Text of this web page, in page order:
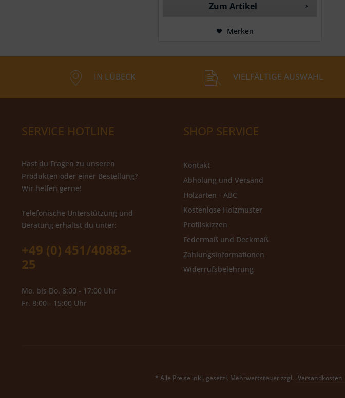
Zum Artikel
Merken
IN LÜBECK VIELFÄLTIGE AUSWAHL
SERVICE HOTLINE
Hast du Fragen zu unseren
Produkten oder einer Bestellung?
Wir helfen gerne!
Telefonische Unterstützung und
Beratung erhältst du unter:
+49 (0) 451/40883-
25
Mo. bis Do. 8:00 - 17:00 Uhr
Fr. 8:00 - 15:00 Uhr
SHOP SERVICE
Kontakt
Abholung und Versand
Holzarten - ABC
Kostenlose Holzmuster
Profilskizzen
Federmaß und Deckmaß
Zahlungsinformationen
Widerrufsbelehrung
* Alle Preise inkl. gesetzl. Mehrwertsteuer zzgl. Versandkosten